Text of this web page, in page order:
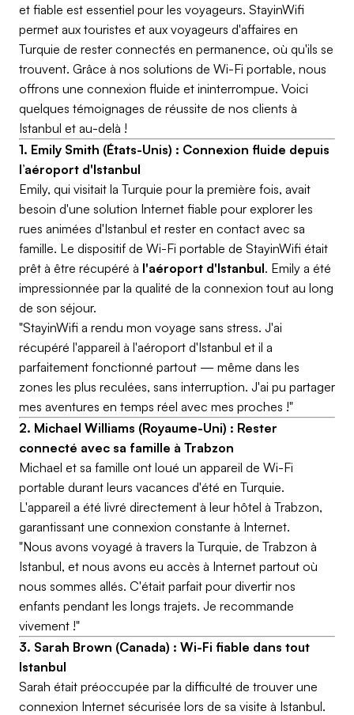
et fiable est essentiel pour les voyageurs. StayinWifi
permet aux touristes et aux voyageurs d'affaires en
Turquie de rester connectés en permanence, où qu'ils se
trouvent. Grâce à nos solutions de Wi-Fi portable, nous
offrons une connexion fluide et ininterrompue. Voici
quelques témoignages de réussite de nos clients à
Istanbul et au-delà !
1. Emily Smith (États-Unis) : Connexion fluide depuis
l’aéroport d'Istanbul
Emily, qui visitait la Turquie pour la première fois, avait
besoin d'une solution Internet fiable pour explorer les
rues animées d'Istanbul et rester en contact avec sa
famille. Le dispositif de Wi-Fi portable de StayinWifi était
prêt à être récupéré à l'aéroport d'Istanbul. Emily a été
impressionnée par la qualité de la connexion tout au long
de son séjour.
"StayinWifi a rendu mon voyage sans stress. J'ai
récupéré l'appareil à l'aéroport d'Istanbul et il a
parfaitement fonctionné partout — même dans les
zones les plus reculées, sans interruption. J'ai pu partager
mes aventures en temps réel avec mes proches !"
2. Michael Williams (Royaume-Uni) : Rester
connecté avec sa famille à Trabzon
Michael et sa famille ont loué un appareil de Wi-Fi
portable durant leurs vacances d'été en Turquie.
L'appareil a été livré directement à leur hôtel à Trabzon,
garantissant une connexion constante à Internet.
"Nous avons voyagé à travers la Turquie, de Trabzon à
Istanbul, et nous avons eu accès à Internet partout où
nous sommes allés. C'était parfait pour divertir nos
enfants pendant les longs trajets. Je recommande
vivement !"
3. Sarah Brown (Canada) : Wi-Fi fiable dans tout
Istanbul
Sarah était préoccupée par la difficulté de trouver une
connexion Internet sécurisée lors de sa visite à Istanbul.